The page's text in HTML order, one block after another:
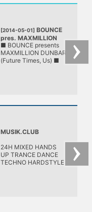
[2014-05-01] BOUNCE
pres. MAXMILLION
DUNBAR
@ LÄRM
■ BOUNCE presents
MAXMILLION DUNBAR
(Future Times, Us) ■
MUSIK.CLUB
24H MIXED HANDS
UP TRANCE DANCE
TECHNO HARDSTYLE